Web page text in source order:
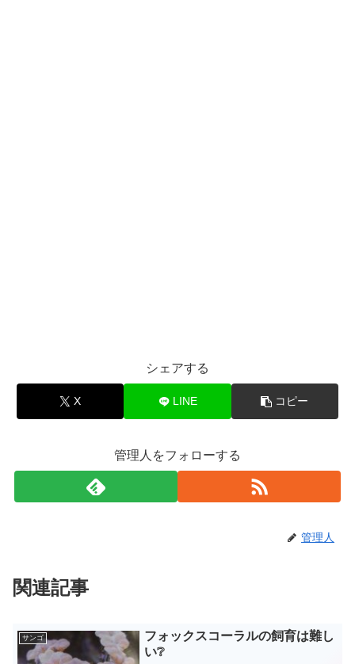
シェアする
X LINE コピー
管理人をフォローする
管理人
関連記事
サンゴ
フォックスコーラルの飼育は難し
い❔